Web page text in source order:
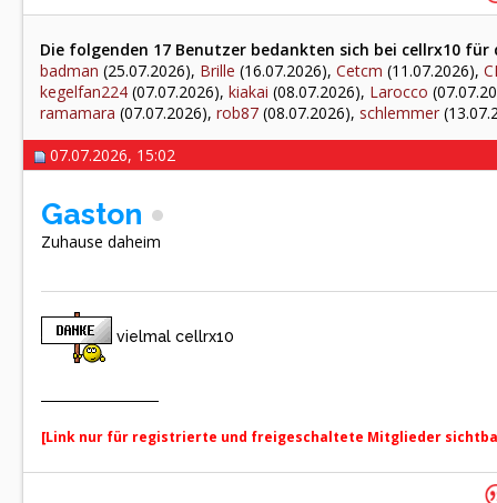
Die folgenden 17 Benutzer bedankten sich bei cellrx10 für
badman (25.07.2026), Brille (16.07.2026), Cetcm (11.07.2026),
kegelfan224 (07.07.2026), kiakai (08.07.2026), Larocco
ramamara (07.07.2026), rob87 (08.07.2026), schlemmer
07.07.2026, 15:02
Gaston
Zuhause daheim
vielmal cellrx10
[Link nur für registrierte und freigeschaltete Mitglieder